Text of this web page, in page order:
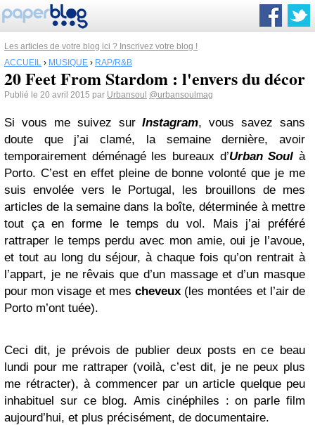
Les articles de votre blog ici ? Inscrivez votre blog !
ACCUEIL › MUSIQUE › RAP/R&B
20 Feet From Stardom : l'envers du décor
Publié le 20 avril 2015 par Urbansoul @urbansoulmag
Si vous me suivez surInstagram, vous savez sans
doute que j’ai clamé, la semaine dernière, avoir
temporairement déménagé les bureaux d’Urban Soul à
Porto. C’est en effet pleine de bonne volonté que je me
suis envolée vers le Portugal, les brouillons de mes
articles de la semaine dans la boîte, déterminée à mettre
tout ça en forme le temps du vol. Mais j’ai préféré
rattraper le temps perdu avec mon amie, oui je l’avoue,
et tout au long du séjour, à chaque fois qu’on rentrait à
l’appart, je ne rêvais que d’un massage et d’un masque
pour mon visage et mes cheveux (les montées et l’air de
Porto m’ont tuée).
Ceci dit, je prévois de publier deux posts en ce beau
lundi pour me rattraper (voilà, c’est dit, je ne peux plus
me rétracter), à commencer par un article quelque peu
inhabituel sur ce blog. Amis cinéphiles : on parle film
aujourd’hui, et plus précisément, de documentaire.